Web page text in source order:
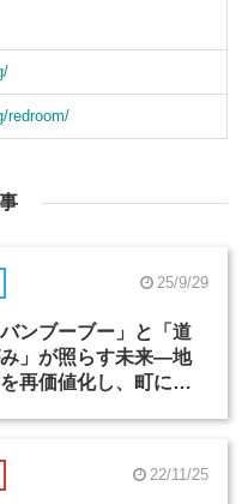
redroom/
25/9/29
バンブーブー」と「道
」が照らす未来―地
再価値化し、町に賑
22/11/25